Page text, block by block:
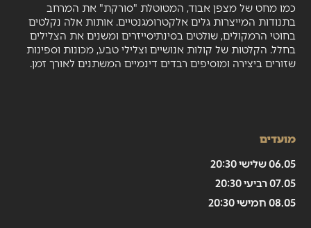
כמו מחט של מצפן אבוד, המטוטלת "סורקת" את המרחב
בתנודות המייצרות גלים אלקטרומגנטיים. אותות אלה נקלטים
בחוטי הרמקולים, שולטים בסינתיסייזרים ומשנים את הצלילים
בחלל. הקלטות של קולות אנושיים וצלילי טבע, מכונות וספינות
שזורים ביצירה ומוסיפים רבדים דינמיים המשתנים לאורך זמן.
מועדים
06.05 שלישי 20:30
07.05 רביעי 20:30
08.05 חמישי 20:30